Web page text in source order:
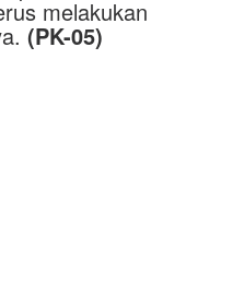
melakukan
(PK-05)